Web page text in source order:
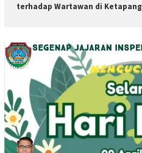
terhadap Wartawan di Ketapang